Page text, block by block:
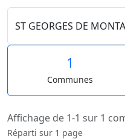
1
Communes
Affichage de 1-1 sur 1
Réparti sur 1 page